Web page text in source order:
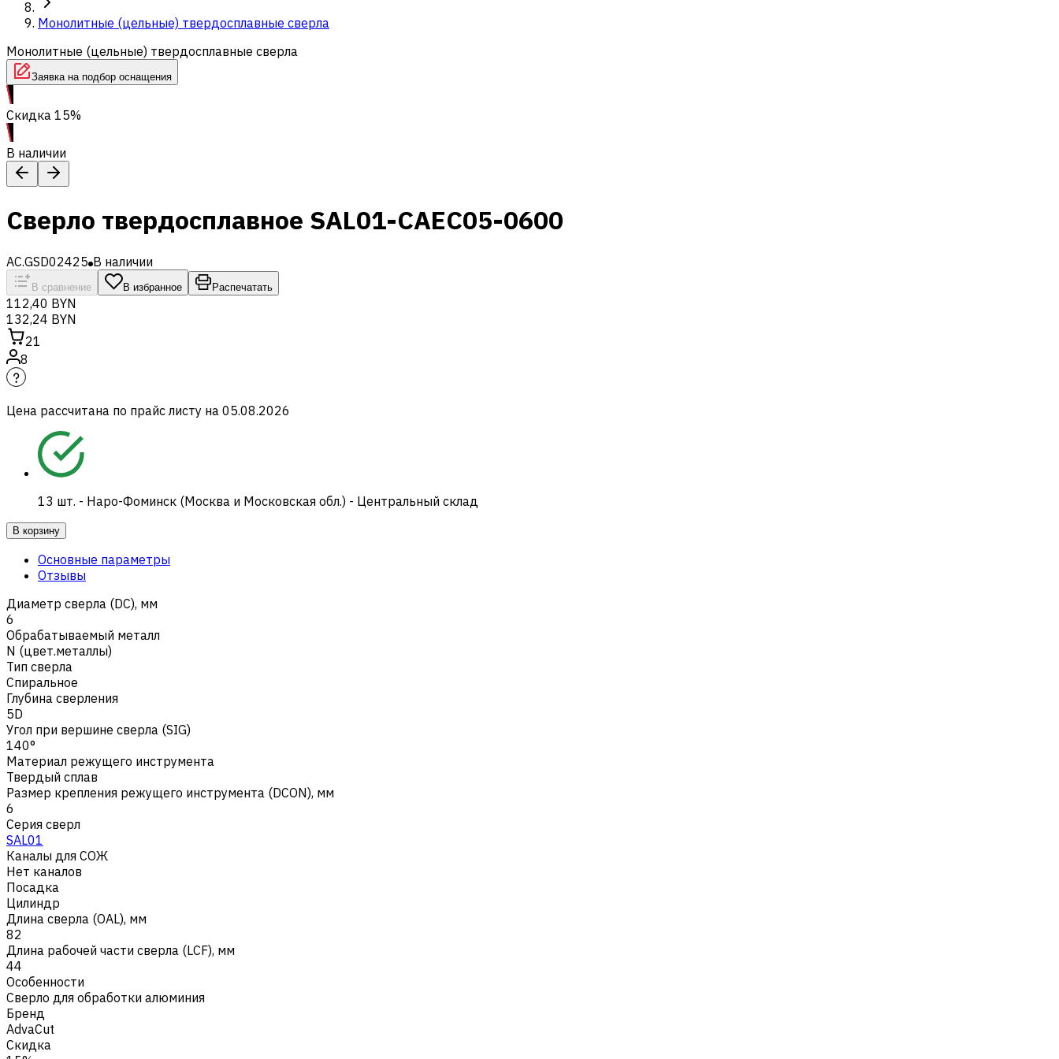
Монолитные (цельные) твердосплавные сверла
Монолитные (цельные) твердосплавные сверла
Заявка на подбор оснащения
Скидка 15%
В наличии
Сверло твердосплавное SAL01-CAEC05-0600
AC.GSD02425 В наличии
В сравнение В избранное Распечатать
112,40 BYN
132,24 BYN
21
8
Цена рассчитана по прайс листу на 05.08.2026
13 шт. - Наро-Фоминск (Москва и Московская обл.) - Центральный склад
В корзину
Основные параметры
Отзывы
Диаметр сверла (DC), мм
6
Обрабатываемый металл
N (цвет.металлы)
Тип сверла
Спиральное
Глубина сверления
5D
Угол при вершине сверла (SIG)
140°
Материал режущего инструмента
Твердый сплав
Размер крепления режущего инструмента (DCON), мм
6
Серия сверл
SAL01
Каналы для СОЖ
Нет каналов
Посадка
Цилиндр
Длина сверла (OAL), мм
82
Длина рабочей части сверла (LCF), мм
44
Особенности
Сверло для обработки алюминия
Бренд
AdvaCut
Скидка